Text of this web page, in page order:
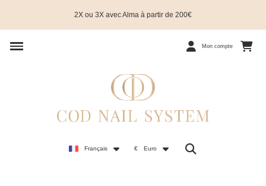
2X ou 3X avec Alma à partir de 200€
Mon compte
Français € Euro